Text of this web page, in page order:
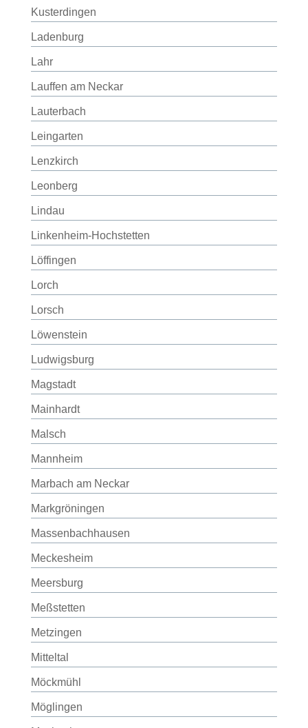
Kusterdingen
Ladenburg
Lahr
Lauffen am Neckar
Lauterbach
Leingarten
Lenzkirch
Leonberg
Lindau
Linkenheim-Hochstetten
Löffingen
Lorch
Lorsch
Löwenstein
Ludwigsburg
Magstadt
Mainhardt
Malsch
Mannheim
Marbach am Neckar
Markgröningen
Massenbachhausen
Meckesheim
Meersburg
Meßstetten
Metzingen
Mitteltal
Möckmühl
Möglingen